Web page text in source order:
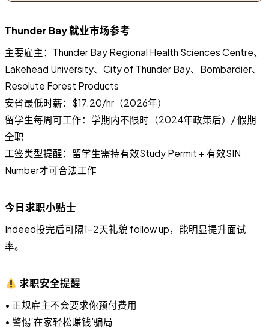
Thunder Bay 就业市场参考
主要雇主：Thunder Bay Regional Health Sciences Centre、
Lakehead University、City of Thunder Bay、Bombardier、
Resolute Forest Products
安省最低时薪：$17.20/hr（2026年）
留学生每周可工作：学期内不限时（2024年政策后）/ 假期
全职
工签类型提醒：留学生需持有效Study Permit + 有效SIN
Number才可合法工作
今日求职小贴士
Indeed投完后可隔1-2天礼貌 follow up，能明显提升面试
率。
求职安全提醒
• 正规雇主不会要求你预付费用
• 警惕‘在家轻松赚钱’骗局